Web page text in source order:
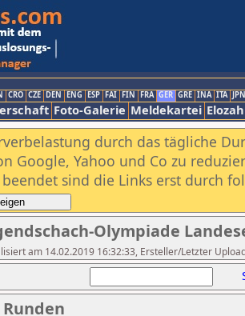
CRO CZE DEN ENG ESP FAI FIN FRA GER GRE INA ITA JPN
Foto-Galerie Meldekartei
durch das tägliche
Google, Yahoo und Co zu
sind die Links erst durch
Olympiade
am 14.02.2019 16:32:33, Ersteller/Letzter